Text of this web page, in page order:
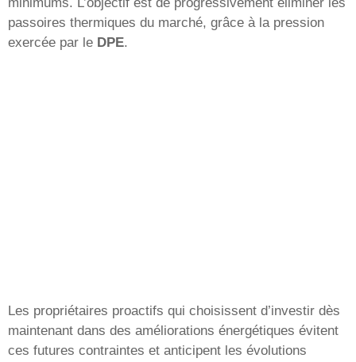
passoires thermiques du marché, grâce à la pression
exercée par le DPE.
Les propriétaires proactifs qui choisissent d’investir dès
maintenant dans des améliorations énergétiques évitent
ces futures contraintes et anticipent les évolutions